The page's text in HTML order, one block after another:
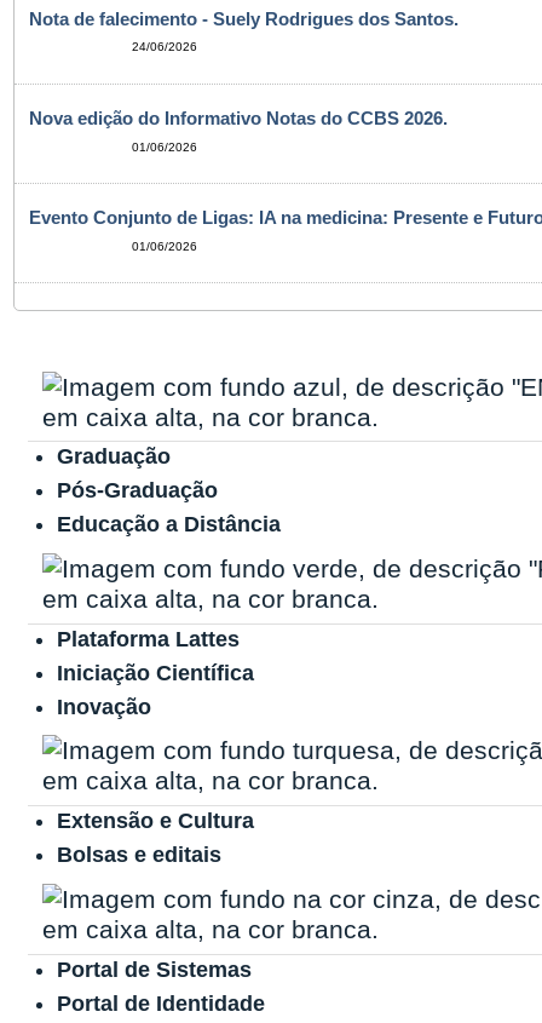
Nota de falecimento - Suely Rodrigues dos Santos.
24/06/2026
Nova edição do Informativo Notas do CCBS 2026.
01/06/2026
Evento Conjunto de Ligas: IA na medicina: Presente e
01/06/2026
Graduação
Pós-Graduação
Educação a Distância
Plataforma Lattes
Iniciação Científica
Inovação
Extensão e Cultura
Bolsas e editais
Portal de Sistemas
Portal de Identidade